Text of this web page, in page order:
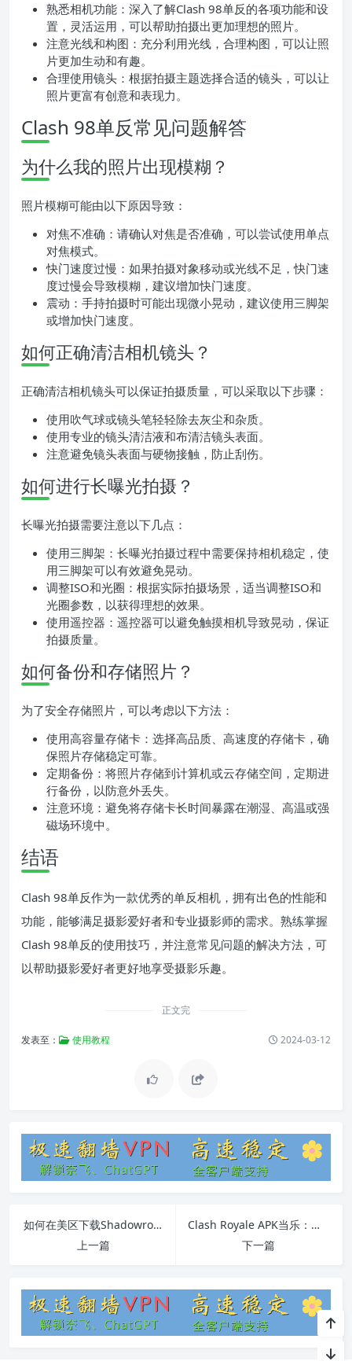
熟悉相机功能：深入了解Clash 98单反的各项功能和设
置，灵活运用，可以帮助拍摄出更加理想的照片。
注意光线和构图：充分利用光线，合理构图，可以让照
片更加生动和有趣。
合理使用镜头：根据拍摄主题选择合适的镜头，可以让
照片更富有创意和表现力。
Clash 98单反常见问题解答
为什么我的照片出现模糊？
照片模糊可能由以下原因导致：
对焦不准确：请确认对焦是否准确，可以尝试使用单点
对焦模式。
快门速度过慢：如果拍摄对象移动或光线不足，快门速
度过慢会导致模糊，建议增加快门速度。
震动：手持拍摄时可能出现微小晃动，建议使用三脚架
或增加快门速度。
如何正确清洁相机镜头？
正确清洁相机镜头可以保证拍摄质量，可以采取以下步骤：
使用吹气球或镜头笔轻轻除去灰尘和杂质。
使用专业的镜头清洁液和布清洁镜头表面。
注意避免镜头表面与硬物接触，防止刮伤。
如何进行长曝光拍摄？
长曝光拍摄需要注意以下几点：
使用三脚架：长曝光拍摄过程中需要保持相机稳定，使
用三脚架可以有效避免晃动。
调整ISO和光圈：根据实际拍摄场景，适当调整ISO和
光圈参数，以获得理想的效果。
使用遥控器：遥控器可以避免触摸相机导致晃动，保证
拍摄质量。
如何备份和存储照片？
为了安全存储照片，可以考虑以下方法：
使用高容量存储卡：选择高品质、高速度的存储卡，确
保照片存储稳定可靠。
定期备份：将照片存储到计算机或云存储空间，定期进
行备份，以防意外丢失。
注意环境：避免将存储卡长时间暴露在潮湿、高温或强
磁场环境中。
结语
Clash 98单反作为一款优秀的单反相机，拥有出色的性能和
功能，能够满足摄影爱好者和专业摄影师的需求。熟练掌握
Clash 98单反的使用技巧，并注意常见问题的解决方法，可
以帮助摄影爱好者更好地享受摄影乐趣。
正文完
发表至： 使用教程 2024-03-12
如何在美区下载Shadowrocket并进行付款
上一篇
Clash Royale APK当乐：游戏特点、下载安装教程和常见问题解答
下一篇